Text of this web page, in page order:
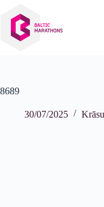
saturu
8689
30/07/2025